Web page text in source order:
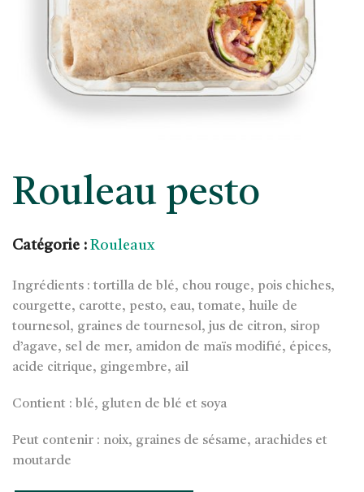
Rouleau pesto
Catégorie : Rouleaux
Ingrédients : tortilla de blé, chou rouge, pois chiches,
courgette, carotte, pesto, eau, tomate, huile de
tournesol, graines de tournesol, jus de citron, sirop
d’agave, sel de mer, amidon de maïs modifié, épices,
acide citrique, gingembre, ail
Contient : blé, gluten de blé et soya
Peut contenir : noix, graines de sésame, arachides et
moutarde